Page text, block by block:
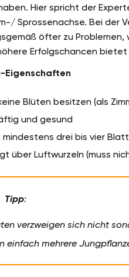
Hier spricht der
Sprossenachse. Bei der
öfter zu
Erfolgschancen
Eigenschaften
Blüten besitzen (als
und gesund
mindestens drei bis vier
über Luftwurzeln (muss
Tipp:
verzweigen sich nicht
einfach mehrere